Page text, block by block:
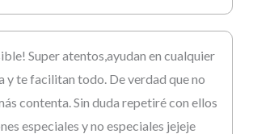
Super atentos,ayudan en cualquier
y te facilitan todo. De verdad que no
contenta. Sin duda repetiré con ellos
especiales y no especiales jejeje